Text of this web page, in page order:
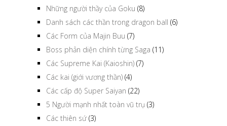
Những người thầy của Goku (8)
Danh sách các thần trong dragon ball (6)
Các Form của Majin Buu (7)
Boss phản diện chính từng Saga (11)
Các Supreme Kai (Kaioshin) (7)
Các kai (giới vương thần) (4)
Các cấp độ Super Saiyan (22)
5 Người mạnh nhất toàn vũ trụ (3)
Các thiên sứ (3)